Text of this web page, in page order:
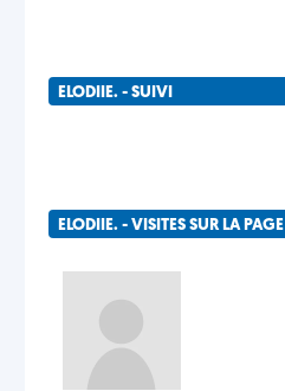
ELODIIE. - SUIVI
ELODIIE. - VISITES SUR LA PAGE